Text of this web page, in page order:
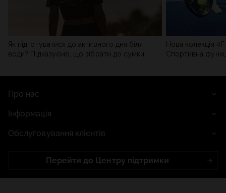
Як підготуватися до активного дня біля
води? Підказуємо, що зібрати до сумки
Нова колекція
Спортивна
Про нас
Інформація
Обслуговування клієнтів
Перейти до Центру підтримки